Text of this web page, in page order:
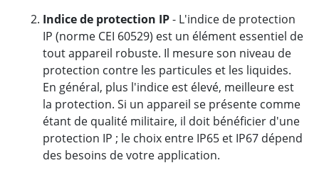
Indice de protection IP- L'indice de protection
IP (norme CEI 60529) est un élément essentiel de
tout appareil robuste. Il mesure son niveau de
protection contre les particules et les liquides.
En général, plus l'indice est élevé, meilleure est
la protection. Si un appareil se présente comme
étant de qualité militaire, il doit bénéficier d'une
protection IP ; le choix entre IP65 et IP67 dépend
des besoins de votre application.